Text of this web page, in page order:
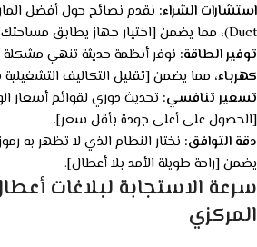
استشارات الشراء:
Duct)، مما يضمن [اختيار جهاز يطابق مساحتك].
توفير الطاقة: نوفر أنظمة حديثة تنهي مشكلة
كهرباء، مما يضمن [تقليل التكاليف التشغيلية
تسعير تنافسي: تحديث دوري لقوائم أسعار
[الحصول على أعلى جودة بأقل سعر].
دقة التوافق: نختار النظام الذي لا تظهر به
يضمن [راحة طويلة الأمد بلا أعطال].
سرعة الاستجابة لبلاغات
المركزي